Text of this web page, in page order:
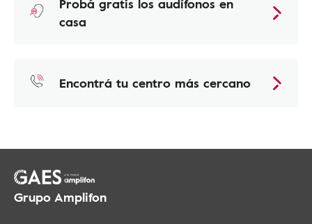
casa
Encontrá tu centro más cercano
Grupo Amplifon